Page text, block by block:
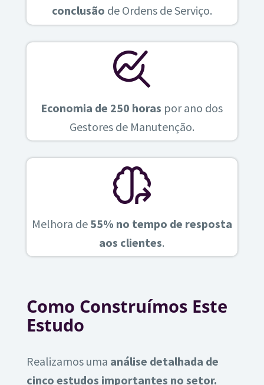
conclusão de Ordens de Serviço.
Economia de 250 horas por ano dos
Gestores de Manutenção.
Melhora de55% no tempo de resposta
aos clientes.
Como Construímos Este
Estudo
Realizamos uma análise detalhada de
cinco estudos importantes no setor.